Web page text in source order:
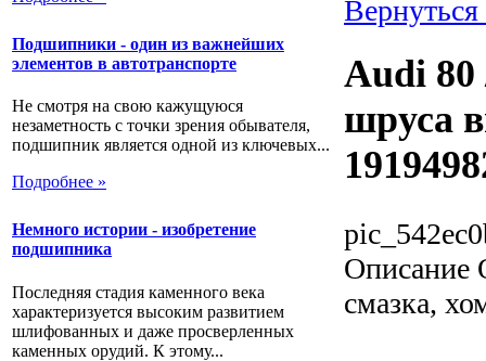
Подшипники - один из важнейших
элементов в автотранспорте
Не смотря на свою кажущуюся
незаметность с точки зрения обывателя,
подшипник является одной из ключевых...
Подробнее »
Немного истории - изобретение
подшипника
Последняя стадия каменного века
характеризуется высоким развитием
шлифованных и даже просверленных
каменных орудий. К этому...
Audi
шруса
Описание
смазка,